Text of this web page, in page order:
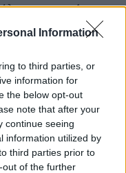
Information
to third parties, or
information for
the below opt-out
note that after your
continue seeing
information utilized by
third parties prior to
of the further
τηςΜαρίας
του
Βιωσιμότητος.
για τα
το μέλλον όχι
της έννοιας του